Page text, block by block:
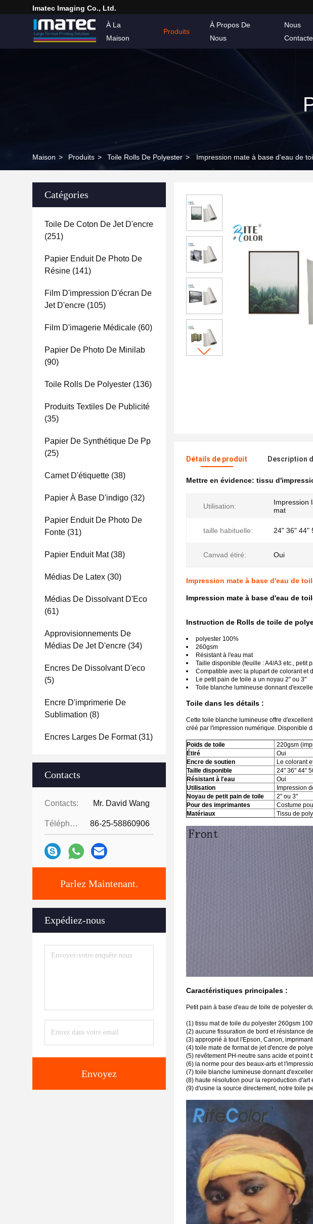
Imatec Imaging Co., Ltd.
À La
Maison
Produits
À Propos De
Nous
Nous
Maison > Produits > Toile Rolls De Polyester > Impression mate à base d'eau de
Catégories
Toile De Coton De Jet D'encre
(251)
Papier Enduit De Photo De
Résine (141)
Film D'impression D'écran De
Jet D'encre (105)
Film D'imagerie Médicale (60)
Papier De Photo De Minilab
(90)
Toile Rolls De Polyester (136)
Produits Textiles De Publicité
(35)
Papier De Synthétique De Pp
(25)
Carnet D'étiquette (38)
Papier À Base D'indigo (32)
Papier Enduit De Photo De
Fonte (31)
Papier Enduit Mat(38)
Médias De Latex (30)
Médias De Dissolvant D'Eco
(61)
Approvisionnements De
Médias De Jet D'encre (34)
Encres De Dissolvant D'eco
(5)
Encre D'imprimerie De
Sublimation (8)
Encres Larges De Format(31)
Contacts
Contacts: Mr. David Wang
Téléphone: 86-25-58860906
Parlez Maintenant.
Expédiez-nous
Envoyez
Détails de produit Description
Mettre en évidence: tissu
Utilisation:
Impression
mat
taille habituelle: 24" 36" 44"
Canvad étiré: Oui
Impression mate à base d'eau de
Impression mate à base d'eau de
Instruction de Rolls de toile de
polyester 100%
260gsm
Résistant à l'eau mat
Taille disponible (feuille : A4/A3 etc., petit
Compatible avec la plupart de colorant et
Le petit pain de toile a un noyau 2" ou 3"
Toile blanche lumineuse donnant
Toile dans les détails :
Cette toile blanche lumineuse offre
créé par l'impression numérique. Disponible
Poids de toile
220gsm
Étiré
Oui
Encre de soutien
Le colorant
Taille disponible
24" 36" 44"
Résistant à l'eau
Oui
Utilisation
Impression
Noyau de petit pain de toile
2" ou 3"
Pour des imprimantes
Costume
Matériaux
Tissu de
Caractéristiques principales :
Petit pain à base d'eau de toile de polyester
(1) tissu mat de toile du polyester 260gsm
(2) aucune fissuration de bord et résistance
(3) approprié à tout l'Epson, Canon,
(4) toile mate de format de jet d'encre de
(5) revêtement PH-neutre sans acide et point
(6) la norme pour des beaux-arts et
(7) toile blanche lumineuse donnant
(8) haute résolution pour la reproduction d'art
(9) d'usine la source directement, notre toile